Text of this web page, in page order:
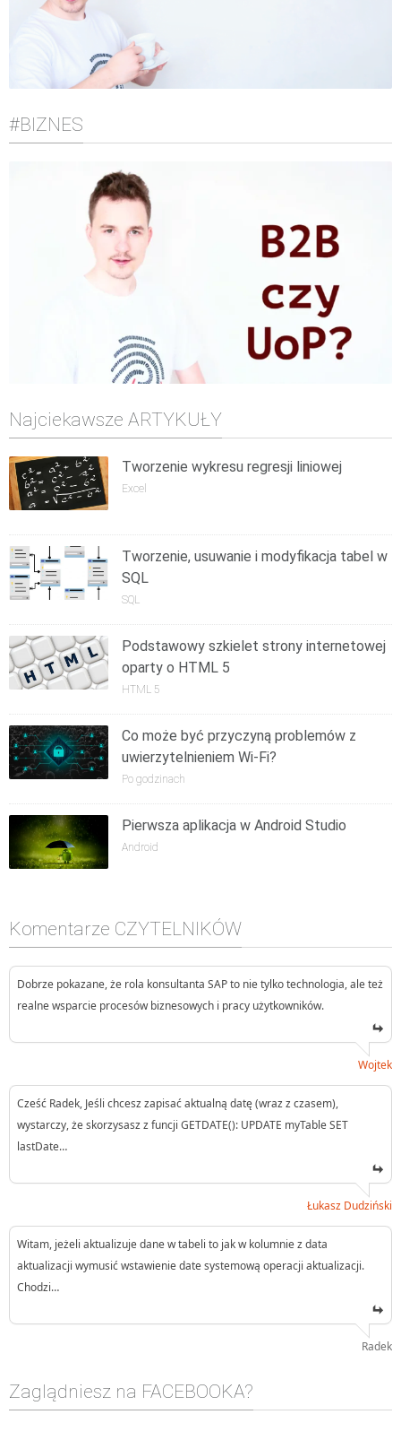
#BIZNES
Najciekawsze ARTYKUŁY
Tworzenie wykresu regresji liniowej
Excel
Tworzenie, usuwanie i modyfikacja tabel w
SQL
SQL
Podstawowy szkielet strony internetowej
oparty o HTML 5
HTML 5
Co może być przyczyną problemów z
uwierzytelnieniem Wi-Fi?
Po godzinach
Pierwsza aplikacja w Android Studio
Android
Komentarze CZYTELNIKÓW
Dobrze pokazane, że rola konsultanta SAP to nie tylko technologia, ale też
realne wsparcie procesów biznesowych i pracy użytkowników.
Wojtek
Cześć Radek, Jeśli chcesz zapisać aktualną datę (wraz z czasem),
wystarczy, że skorzysasz z funcji GETDATE(): UPDATE myTable SET
lastDate…
Łukasz Dudziński
Witam, jeżeli aktualizuje dane w tabeli to jak w kolumnie z data
aktualizacji wymusić wstawienie date systemową operacji aktualizacji.
Chodzi…
Radek
Zaglądniesz na FACEBOOKA?